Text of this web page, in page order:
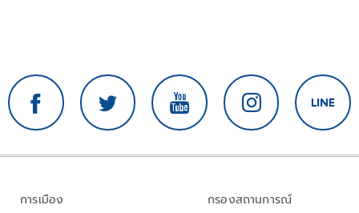
การเมือง
กรองสถานการณ์